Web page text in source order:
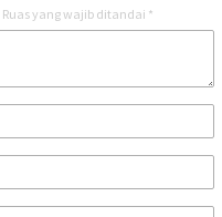
Ruas yang wajib ditandai *